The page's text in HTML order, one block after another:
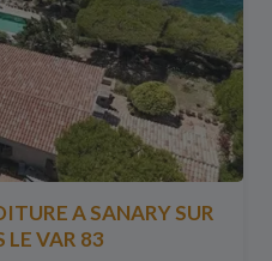
A SANARY SUR
LE VAR 83